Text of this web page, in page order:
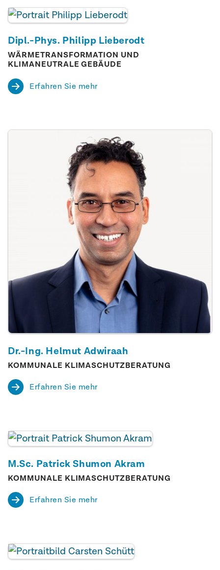
Ortskenntnisse, Ideen und Wünsche in die
Entscheidungsprozesse einbringen,
oder Bürgerinitiativen.
Dipl.-Phys. Philipp Lieberodt
WÄRMETRANSFORMATION UND
KLIMANEUTRALE GEBÄUDE
Erfahren Sie mehr
Dr.-Ing. Helmut Adwiraah
KOMMUNALE KLIMASCHUTZBERATUNG
Erfahren Sie mehr
M.Sc. Patrick Shumon Akram
KOMMUNALE KLIMASCHUTZBERATUNG
Erfahren Sie mehr